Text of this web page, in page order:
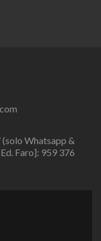
Whatsapp &
Faro]: 959 376